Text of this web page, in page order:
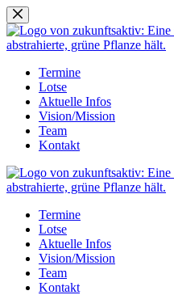
Zum
Inhalt
springen
Termine
Lotse
Aktuelle Infos
Vision/Mission
Team
Kontakt
Termine
Lotse
Aktuelle Infos
Vision/Mission
Team
Kontakt